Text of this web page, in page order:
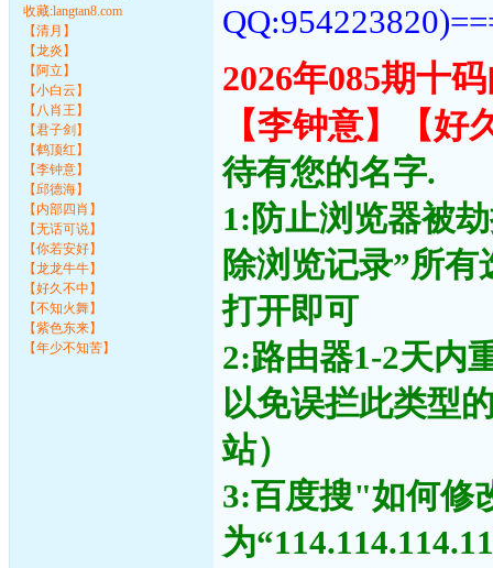
收藏:langtan8.com
【清月】
【龙炎】
【阿立】
【小白云】
【八肖王】
【君子剑】
【鹤顶红】
【李钟意】
【邱德海】
【内部四肖】
【无话可说】
【你若安好】
【龙龙牛牛】
【好久不中】
【不知火舞】
【紫色东来】
【年少不知苦】
2026年085期十
【李钟意】【
待有您的名字.
1:防止浏览器被
除浏览记录”所
打开即可
2:路由器1-2天内
以免误拦此类型
站）
3:百度搜"如何修
为